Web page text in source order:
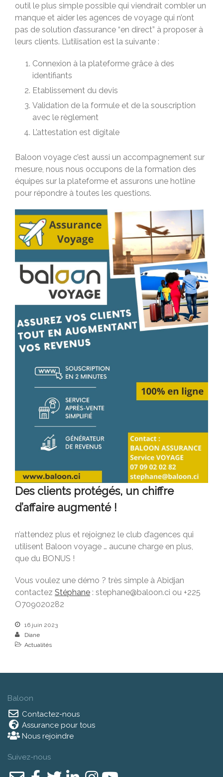
outil le plus simple possible qui viendrait combler un
manque et aider les agences de voyage qui n’ont
pas de solution d’assurance “en direct” à proposer à
leurs clients. L’utilisation est la suivante :
Connexion à la plateforme grâce à des
identifiants
Etablissement du devis
Validation de la formule et de la souscription
avec le règlement
L’attestation est digitale
Baloon voyage c’est aussi un accompagnement sur
mesure, nous nous occupons de la formation des
équipes sur la plateforme et assurons une hotline
pour répondre à toutes les questions.
Des clients protégés, un chiffre
d’affaire augmenté !
n’attendez plus et rejoignez le club d’agences qui
utilisent Baloon voyage … aucune charge en plus,
que du BONUS !
Vous voulez une démo ? très simple à Abidjan
contactez Stéphane : stephane@baloon.ci ou +225
O709020282
16 juin 2023
Diane
Actualités
Baloon
Contactez-nous
Assurance pour tous
Nous rejoindre
Suivez-nous